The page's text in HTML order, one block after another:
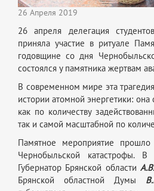
26 Апреля 2019
26 апреля делегация
приняла участие в ритуале
годовщине со дня
состоялся у памятника жертвам
В современном мире эта
истории атомной энергетики:
как по количеству
так и самой масштабной по
Памятное мероприятие
Чернобыльской катастрофы.
Губернатор Брянской области
Брянской областной Думы